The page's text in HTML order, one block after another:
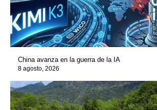
China avanza en la guerra de la IA
8 agosto, 2026